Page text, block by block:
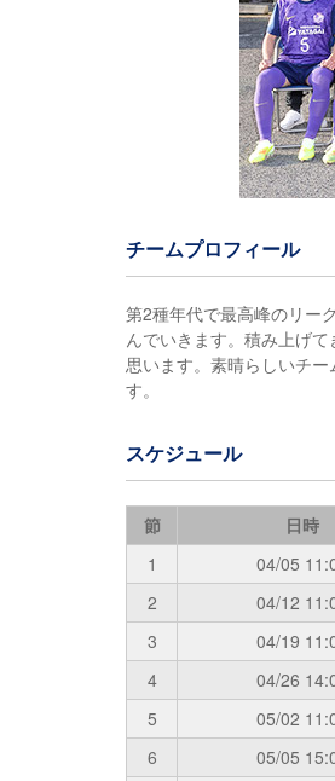
チームプロフィール
第2種年代で最高峰のリー
んでいきます。積み上げ
思います。素晴らしいチ
す。
スケジュール
節 日時
1
04/05
2
04/12
3
04/19
4
04/26
5
05/02
6
05/05